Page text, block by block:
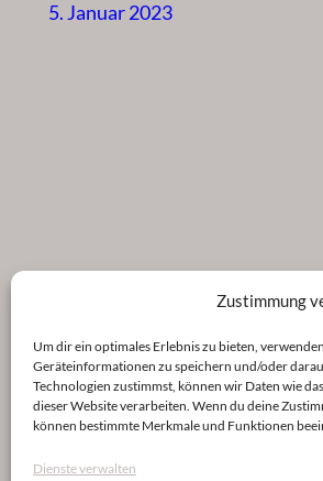
Zustimmung
Um dir ein optimales Erlebnis zu bieten,
Geräteinformationen zu speichern und/oder
Technologien zustimmst, können wir Daten wie
dieser Website verarbeiten. Wenn du deine
können bestimmte Merkmale und Funktionen
Dienste verwalten
5. Januar 2023